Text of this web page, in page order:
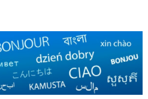
言
税
务
助〉